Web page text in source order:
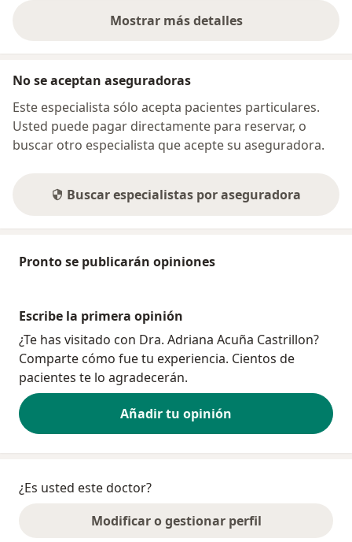
Mostrar más detalles
sobre la dirección
No se aceptan aseguradoras
Este especialista sólo acepta pacientes particulares.
Usted puede pagar directamente para reservar, o
buscar otro especialista que acepte su aseguradora.
Buscar especialistas por aseguradora
Pronto se publicarán opiniones
Escribe la primera opinión
¿Te has visitado con Dra. Adriana Acuña Castrillon?
Comparte cómo fue tu experiencia. Cientos de
pacientes te lo agradecerán.
Añadir tu opinión
¿Es usted este doctor?
Modificar o gestionar perfil